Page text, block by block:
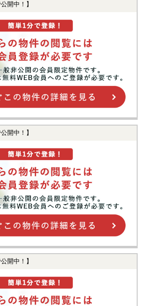
開中！】
開中！】
開中！】